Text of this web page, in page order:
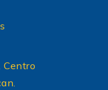
Centro